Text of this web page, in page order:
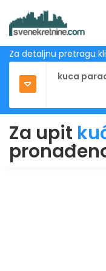
Za detaljnu pretragu
Za upit